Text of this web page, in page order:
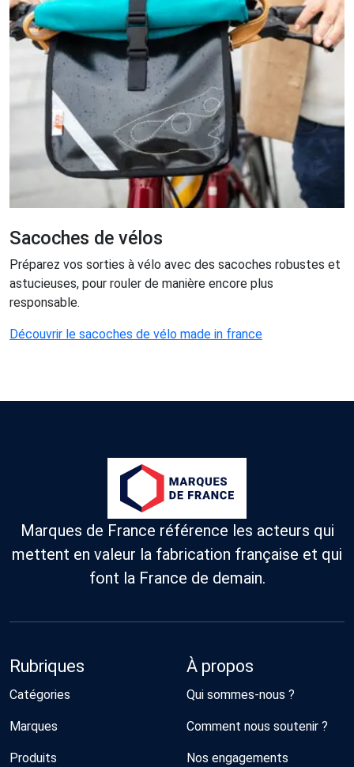
Sacoches de vélos
Préparez vos sorties à vélo avec des sacoches robustes et
astucieuses, pour rouler de manière encore plus
responsable.
Découvrir le sacoches de vélo made in france
Marques de France référence les acteurs qui
mettent en valeur la fabrication française et qui
font la France de demain.
Rubriques
Catégories
Marques
Produits
À propos
Qui sommes-nous ?
Comment nous soutenir ?
Nos engagements